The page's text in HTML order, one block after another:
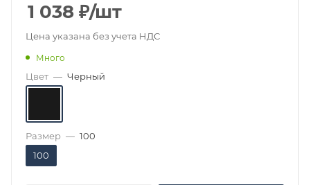
1 038 ₽/шт
Цена указана без учета НДС
Много
Цвет — Черный
Размер — 100
100